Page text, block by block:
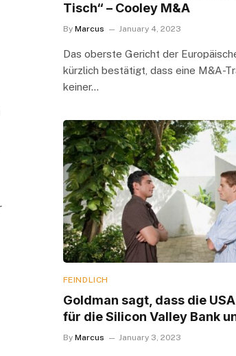
Tisch“ – Cooley M&A
By Marcus January 4, 2023
Das oberste Gericht der
kürzlich bestätigt, dass eine M&A-
keiner…
FEINDLICH
Goldman sagt, dass die
für die Silicon Valley Bank
By Marcus January 3, 2023